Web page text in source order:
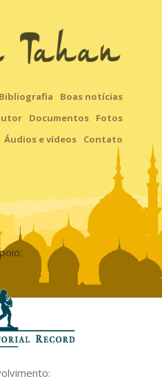
Bibliografia
Boas notícias
Documentos
Fotos
Áudios e vídeos
Contato